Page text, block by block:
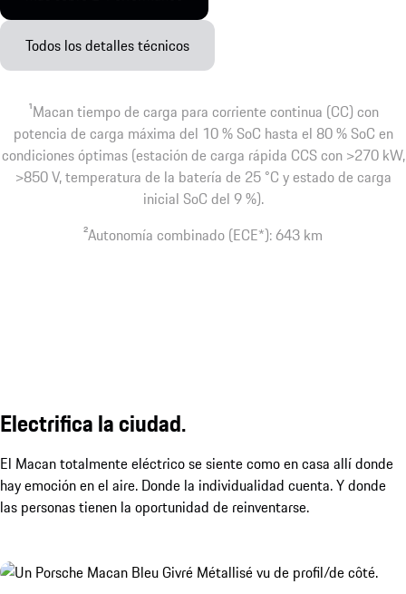
Todos los detalles técnicos
1Macan tiempo de carga para corriente continua (CC) con
potencia de carga máxima del 10 % SoC hasta el 80 % SoC en
condiciones óptimas (estación de carga rápida CCS con >270 kW,
>850 V, temperatura de la batería de 25 °C y estado de carga
inicial SoC del 9 %).
2Autonomía combinado (ECE*): 643 km
Electrifica la ciudad.
El Macan totalmente eléctrico se siente como en casa allí donde
hay emoción en el aire. Donde la individualidad cuenta. Y donde
las personas tienen la oportunidad de reinventarse.